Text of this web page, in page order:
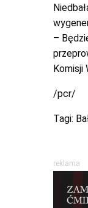
–
Komisji
/pcr/
Tagi:
reklama